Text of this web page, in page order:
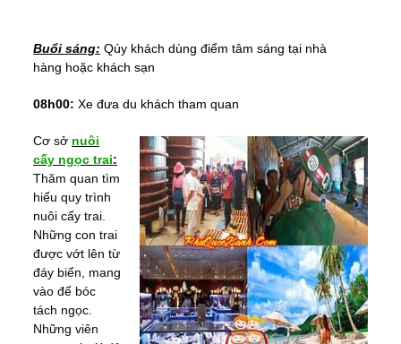
Buổi sáng: Qúy khách dùng điểm tâm sáng tại nhà
hàng hoặc khách sạn
08h00: Xe đưa du khách tham quan
Cơ sở nuôi
cấy ngọc trai:
Thăm quan tìm
hiểu quy trình
nuôi cấy trai.
Những con trai
được vớt lên từ
đáy biển, mang
vào để bóc
tách ngọc.
Những viên